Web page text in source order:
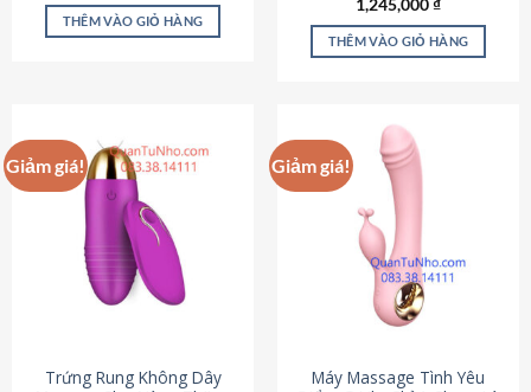
5 sao là:
590,000 ₫.
tại
345,000 ₫.
THÊM VÀO GIỎ HÀNG
Được xếp
hạng4.73
5 sao
1,245,000₫
THÊM VÀO GIỎ HÀNG
Giảm giá!
Trứng Rung Không Dây
Giảm giá!
Máy Massage Tình Yêu